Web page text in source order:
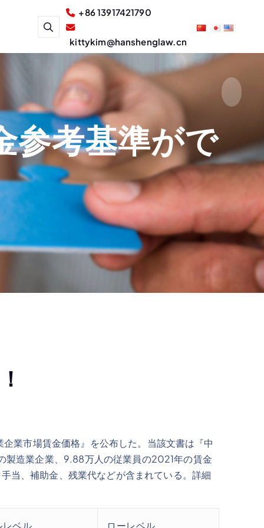
+86 13917421790
kittykim@hanshenglaw.cn
参考基準がで
業市場賃金価格』を公布した。当該文書は『中
製造業企業、9.88万人の従業員の2021年の賃金
当、補助金、残業代などが含まれている。詳細
レベル ローレベル